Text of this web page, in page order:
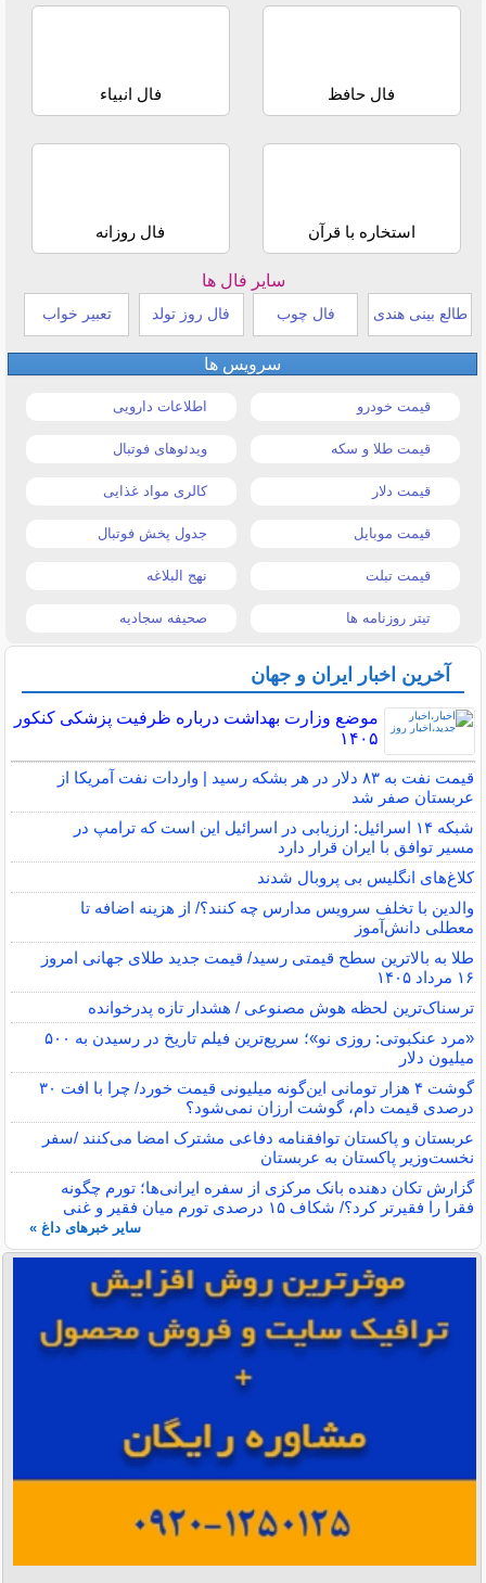
فال حافظ فال انبیاء
استخاره با قرآن فال روزانه
سایر فال ها
طالع بینی هندی فال چوب فال روز تولد تعبیر خواب
سرویس ها
قیمت خودرو اطلاعات دارویی
قیمت طلا و سکه ویدئوهای فوتبال
قیمت دلار کالری مواد غذایی
قیمت موبایل جدول پخش فوتبال
قیمت تبلت نهج البلاغه
تیتر روزنامه ها صحیفه سجادیه
آخرین اخبار ایران و جهان
موضع وزارت بهداشت درباره ظرفیت پزشکی کنکور
۱۴۰۵
قیمت نفت به ۸۳ دلار در هر بشکه رسید | واردات نفت آمریکا از
عربستان صفر شد
شبکه ۱۴ اسرائیل: ارزیابی در اسرائیل این است که ترامپ در
مسیر توافق با ایران قرار دارد
کلاغ‌های انگلیس بی پروبال شدند
والدین با تخلف سرویس مدارس چه کنند؟/ از هزینه اضافه تا
معطلی دانش‌آموز
طلا به بالاترین سطح قیمتی رسید/ قیمت جدید طلای جهانی امروز
۱۶ مرداد ۱۴۰۵
ترسناک‌ترین لحظه هوش مصنوعی / هشدار تازه پدرخوانده
«مرد عنکبوتی: روزی نو»؛ سریع‌ترین فیلم تاریخ در رسیدن به ۵۰۰
میلیون دلار
گوشت ۴ هزار تومانی این‌گونه میلیونی قیمت خورد/ چرا با افت ۳۰
درصدی قیمت دام، گوشت ارزان نمی‌شود؟
عربستان و پاکستان توافقنامه دفاعی مشترک امضا می‌کنند /سفر
نخست‌وزیر پاکستان به عربستان
گزارش تکان‌ دهنده بانک مرکزی از سفره ایرانی‌ها؛ تورم چگونه
فقرا را فقیرتر کرد؟/ شکاف ۱۵ درصدی تورم میان فقیر و غنی
سایر خبرهای داغ »